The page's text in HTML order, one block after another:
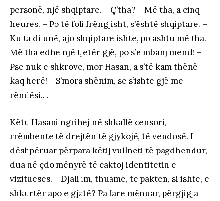
personë, një shqiptare. – Ç’tha? – Më tha, a cinq
heures. – Po të foli frëngjisht, s’është shqiptare. –
Ku ta di unë, ajo shqiptare ishte, po ashtu më tha.
Më tha edhe një tjetër gjë, po s’e mbanj mend! –
Pse nuk e shkrove, mor Hasan, a s’të kam thënë
kaq herë! – S’mora shënim, se s’ishte gjë me
rëndësi.. .
Këtu Hasani ngrihej në shkallë censori,
rrëmbente të drejtën të gjykojë, të vendosë. I
dëshpëruar përpara këtij vullneti të pagdhendur,
dua në çdo mënyrë të caktoj identitetin e
vizitueses. – Djali im, thuamë, të paktën, si ishte, e
shkurtër apo e gjatë? Pa fare mënuar, përgjigja